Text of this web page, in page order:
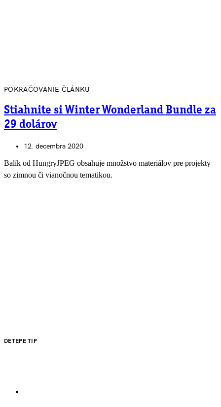
POKRAČOVANIE ČLÁNKU
Stiahnite si Winter Wonderland Bundle za
29 dolárov
12. decembra 2020
Balík od HungryJPEG obsahuje množstvo materiálov pre projekty
so zimnou či vianočnou tematikou.
DETEPE TIP